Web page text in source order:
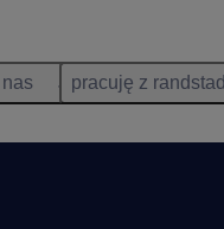
nas pracuję z randstad